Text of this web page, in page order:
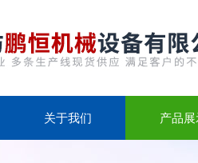
关于我们 产品